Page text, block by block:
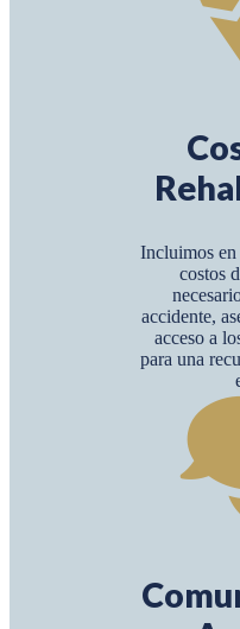
Incluimos en
costos
accidente,
acceso a
para una